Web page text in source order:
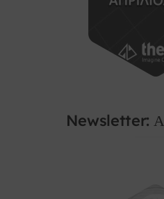
Newsletter: